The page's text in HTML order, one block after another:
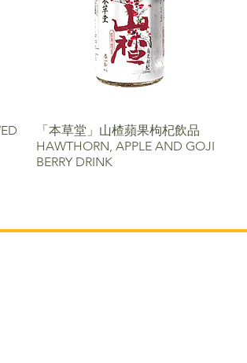
「本草堂」山楂蘋果枸杞飲品
HAWTHORN, APPLE AND GOJI
BERRY DRINK